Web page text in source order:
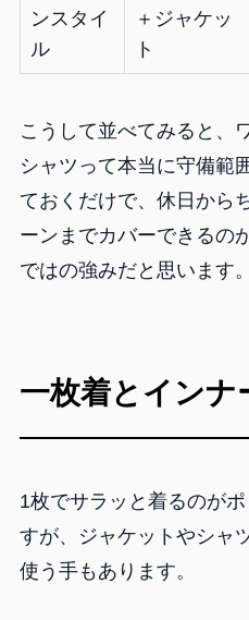
ンスタイ
ル
＋ジャケッ
ト
こうして並べてみると、
シャツって本当に守備範
ておくだけで、休日から
ーンまでカバーできるの
ではの強みだと思います。
一枚着とインナ
1枚でサラッと着るのが
すが、ジャケットやシャ
使う手もあります。